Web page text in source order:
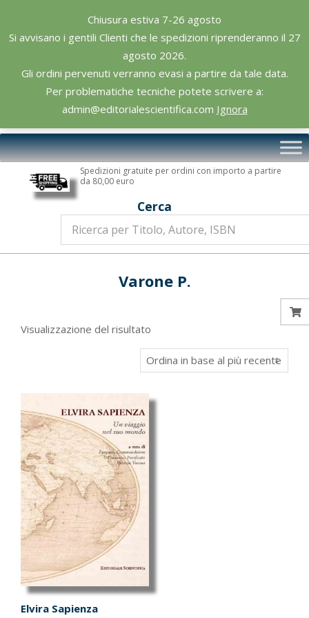
Chiusura estiva 7-26 agosto
Si avvisano i gentili Clienti che le spedizioni riprenderanno il 27
agosto 2026.
Gli ordini pervenuti verranno evasi a partire da tale data.
Per problematiche tecniche potete scrivere a:
admin@editorialescientifica.com Ignora
content
Editoriale
Scientifica
Primary
Navigation
Spedizioni gratuite per ordini con importo a partire
da 80,00 euro
Cerca
Varone P.
Visualizzazione del risultato
Elvira Sapienza